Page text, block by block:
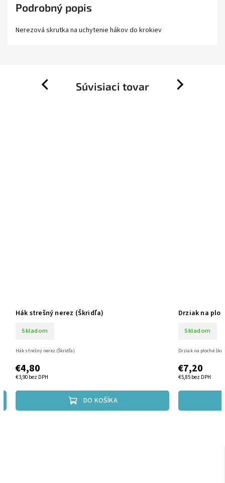
Podrobný popis
Nerezová skrutka na uchytenie hákov do krokiev
Súvisiaci tovar
Previous
Hák strešný nerez (Škridľa)
Skladom
€3,90 bez DPH
€4,80
DO KOŠÍKA
Hák strešný nerez (Škridľa)
Drziak na
Skladom
€5,85 bez DPH
€7,20
Drziak na ploché
Next